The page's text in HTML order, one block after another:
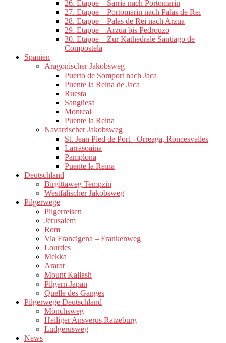
26. Etappe – Sarria nach Portomarin
27. Etappe – Portomarin nach Palas de Rei
28. Etappe – Palas de Rei nach Arzua
29. Etappe – Arzua bis Pedrouzo
30. Etappe – Zur Kathedrale Santiago de
Compostela
Spanien
Aragonischer Jakobsweg
Puerto de Somport nach Jaca
Puente la Reina de Jaca
Ruesta
Sangüesa
Monreal
Puente la Reina
Navarrischer Jakobsweg
St. Jean Pied de Port - Orreaga, Roncesvalles
Larrasoaina
Pamplona
Puente la Reina
Deutschland
Birgittaweg Tempzin
Westfälischer Jakobsweg
Pilgerwege
Pilgerreisen
Jerusalem
Rom
Via Francigena – Frankenweg
Lourdes
Mekka
Ararat
Mount Kailash
Pilgern Japan
Quelle des Ganges
Pilgerwege Deutschland
Mönchsweg
Heiliger Ansverus Ratzeburg
Ludgerusweg
News